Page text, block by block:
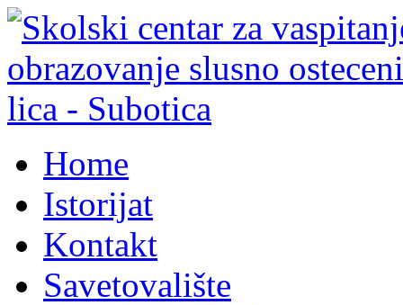
Home
Istorijat
Kontakt
Savetovalište